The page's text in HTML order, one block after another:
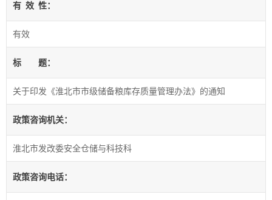
有 效 性：
有效
标 题：
关于印发《淮北市市级储备粮库存质量管理办法》的通知
政策咨询机关：
淮北市发改委安全仓储与科技科
政策咨询电话：